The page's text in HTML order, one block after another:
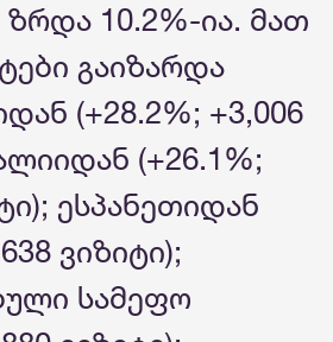
10.2%-ია. მათ
გაიზარდა
(+28.2%; +3,006
(+26.1%;
ესპანეთიდან
ვიზიტი);
სამეფო